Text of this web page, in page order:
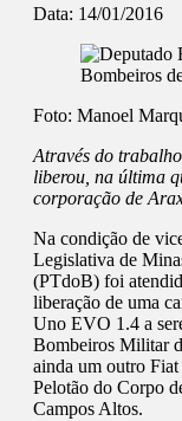
Data: 14/01/2016
Foto: Manoel
Através do
liberou, na última
corporação de
Na condição de
Legislativa de
(PTdoB) foi
liberação de uma
Uno EVO 1.4 a
Bombeiros Militar
ainda um outro
Pelotão do Corpo
Campos Altos.